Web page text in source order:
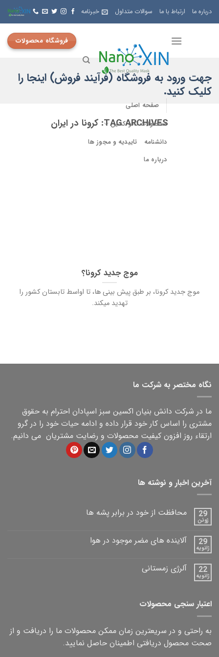
Skip
درباره ما ارتباط با ما سوالات متداول خبرنامه
صفحه اصلی
محصولات نانو کسین
دانشنامه
تاییدیه و مجوز ها
درباره ما
فروشگاه محصولات
جهت ورود به فروشگاه (فرآیند فروش) اینجا را
کلیک کنید.
TAG ARCHIVES: کرونا در ایران
موج جدید کرونا؟
موج جدید کرونا، بر طبق پیش بینی ها، تا اواسط تابستان کشور را
تهدید میکند.
نگاه مختصر به شرکت ما
ما در شرکت دانش بنیان اکسین سبز اسپادان احترام به حقوق
مشتری را اساس کار خود قرار داده و ادامه حیات خود را در گرو
ارتقاء روز افزون کیفیت محصولات و رضایت مشتریان می دانیم.
آخرین اخبار و نوشته ها
29
ژوئن
محافظت از خود در برابر پشه ها
29
ژانویه
آلاینده های مضر موجود در هوا
22
ژانویه
آلرژی زمستانی
اعتبار سنجی محصولات
به راحتی و در سریعترین زمان ممکن محصولات ما را دریافت و از
صحت محصول دریافتی اطمینان حاصل نمایید.